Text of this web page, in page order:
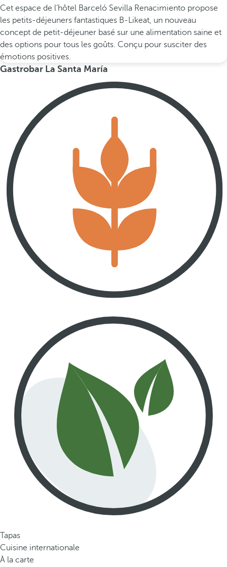
Cet espace de l’hôtel Barceló Sevilla Renacimiento propose
les petits-déjeuners fantastiques B-Likeat, un nouveau
concept de petit-déjeuner basé sur une alimentation saine et
des options pour tous les goûts. Conçu pour susciter des
émotions positives.
Gastrobar La Santa María
Tapas
Cuisine internationale
À la carte